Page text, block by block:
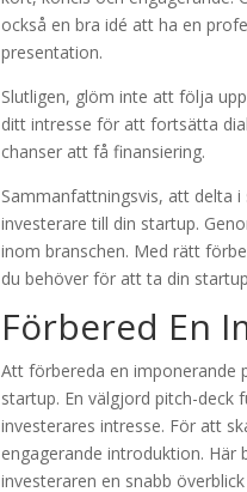
också en bra idé att ha en
presentation.
Slutligen, glöm inte att följa
ditt intresse för att fortsätta
chanser att få finansiering.
Sammanfattningsvis, att delta
investerare till din startup.
inom branschen. Med rätt
du behöver för att ta din
Förbered En
Att förbereda en imponerande
startup. En välgjord pitch-
investerares intresse. För att
engagerande introduktion.
investeraren en snabb